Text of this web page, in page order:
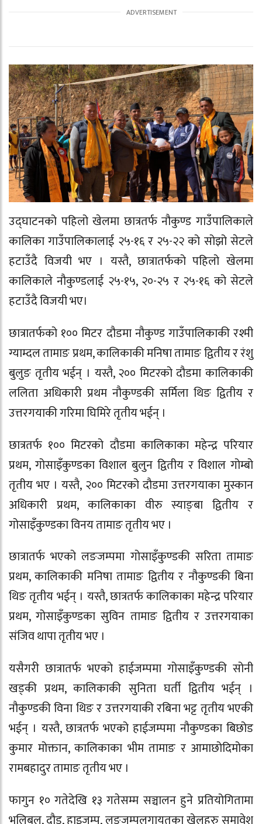
उद्घाटनको पहिलो खेलमा छात्रतर्फ नौकुण्ड गाउँपालिकाले
कालिका गाउँपालिकालाई २५-१६ र २५-२२ को सोझो सेटले
हटाउँदै विजयी भए । यस्तै, छात्रातर्फको पहिलो खेलमा
कालिकाले नौकुण्डलाई २५-१५, २०-२५ र २५-१६ को सेटले
हटाउँदै विजयी भए।
छात्रातर्फको १०० मिटर दौडमा नौकुण्ड गाउँपालिकाकी रश्मी
ग्याम्दल तामाङ प्रथम, कालिकाकी मनिषा तामाङ द्वितीय र रंशु
बुलुङ तृतीय भईन् । यस्तै, २०० मिटरको दौडमा कालिकाकी
ललिता अधिकारी प्रथम नौकुण्डकी सर्मिला थिङ द्वितीय र
उत्तरगयाकी गरिमा घिमिरे तृतीय भईन् ।
छात्रतर्फ १०० मिटरको दौडमा कालिकाका महेन्द्र परियार
प्रथम, गोसाइँकुण्डका विशाल बुलुन द्वितीय र विशाल गोम्बो
तृतीय भए । यस्तै, २०० मिटरको दौडमा उत्तरगयाका मुस्कान
अधिकारी प्रथम, कालिकाका वीरु स्याङ्बा द्वितीय र
गोसाइँकुण्डका विनय तामाङ तृतीय भए ।
छात्रातर्फ भएको लङजम्पमा गोसाइँकुण्डकी सरिता तामाङ
प्रथम, कालिकाकी मनिषा तामाङ द्वितीय र नौकुण्डकी बिना
थिङ तृतीय भईन् । यस्तै, छात्रतर्फ कालिकाका महेन्द्र परियार
प्रथम, गोसाइँकुण्डका सुविन तामाङ द्वितीय र उत्तरगयाका
संजिव थापा तृतीय भए ।
यसैगरी छात्रातर्फ भएको हाईजम्पमा गोसाइँकुण्डकी सोनी
खड्की प्रथम, कालिकाकी सुनिता घर्ती द्वितीय भईन् ।
नौकुण्डकी विना थिङ र उत्तरगयाकी रबिना भट्ट तृतीय भएकी
भईन् । यस्तै, छात्रतर्फ भएको हाईजम्पमा नौकुण्डका बिछोड
कुमार मोक्तान, कालिकाका भीम तामाङ र आमाछोदिमोका
रामबहादुर तामाङ तृतीय भए ।
फागुन १० गतेदेखि १३ गतेसम्म सञ्चालन हुने प्रतियोगितामा